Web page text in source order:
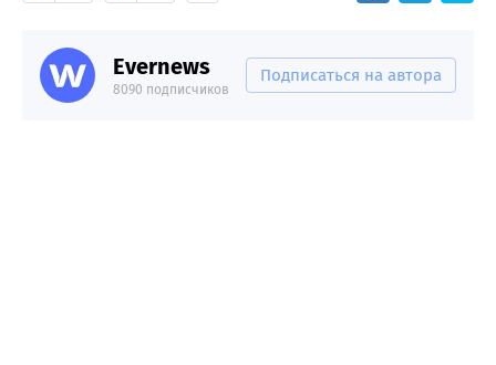
Evernews
8090 подписчиков
Подписаться на автора